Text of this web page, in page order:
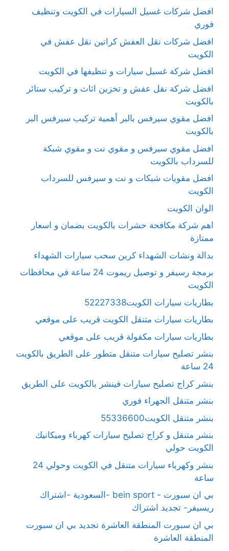
افضل شركات غسيل السيارات في الكويت وتنظيف
فوري
افضل شركات نقل العفش كراتين نقل عفش في
الكويت
افضل شركة غسيل سيارات و تنظيفها في الكويت
افضل شركة نقل عفش و تخزين اثاث و تركيب ستائر
بالكويت
افضل مقوي سيرفس بالبر أهمية تركيب سيرفس البر
بالكويت
افضل مقوي سيرفس و مقوي نت و مقوي شبكة
للسرداب بالكويت
افضل مقويات شبكات و نت و سيرفس للسرداب
الكويت
الوان الكويت
اهم شركة مكافحة حشرات بالكويت بضمان و اسعار
ممتازة
بدالة ونشات الشهداء كرين سحب سيارات الشهداء
برمجة رسيفر و توصيل ريموت 24 ساعة في محافظات
الكويت
بطاريات سيارات الكويت52227338
بطاريات سيارات متنقل الكويت قريب على موقعي
بطاريات سيارات مكفولة قريب على موقعي
بنشر تصليح سيارات متنقل متطور على الطريق بالكويت
24 ساعة
بنشر كراج تصليح سيارات فينشر بالكويت على الطريق
بنشر متنقل الجهراء فوري
بنشر متنقل الكويت55336600
بنشر متنقل و كراج تصليح سيارات كهرباء وميكانيك
الكويت حولي
بنشر وكهرباء سيارات متنقل في الكويت وحولي 24
ساعة
بي ان سبورت - bein sport -السعودية -اشتراك
ريسيفر- تجديد اشتراك
بي ان سبورت المنطقة العاشرة تجديد بي ان سبورت
المنطقة العاشرة